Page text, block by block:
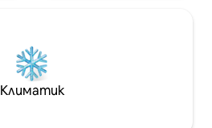
Климатик